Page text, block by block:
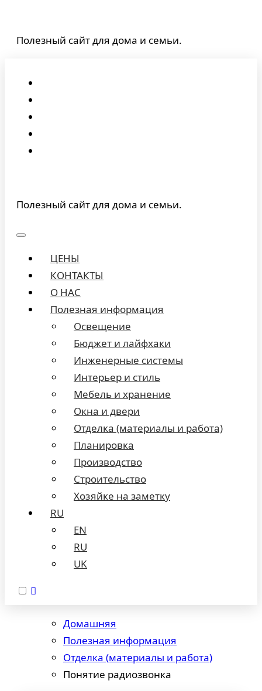
содержимому
Полезный сайт для дома и семьи.
Полезный сайт для дома и семьи.
ЦЕНЫ
КОНТАКТЫ
О НАС
Полезная информация
Освещение
Бюджет и лайфхаки
Инженерные системы
Интерьер и стиль
Мебель и хранение
Окна и двери
Отделка (материалы и работа)
Планировка
Производство
Строительство
Хозяйке на заметку
RU
EN
RU
UK
Домашняя
Полезная информация
Отделка (материалы и работа)
Понятие радиозвонка